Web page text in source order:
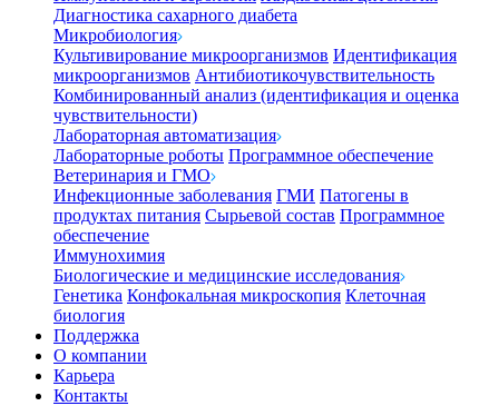
Диагностика сахарного диабета
Микробиология
Культивирование микроорганизмов Идентификация
микроорганизмов Антибиотикочувствительность
Комбинированный анализ (идентификация и оценка
чувствительности)
Лабораторная автоматизация
Лабораторные роботы Программное обеспечение
Ветеринария и ГМО
Инфекционные заболевания ГМИ Патогены в
продуктах питания Сырьевой состав Программное
обеспечение
Иммунохимия
Биологические и медицинские исследования
Генетика Конфокальная микроскопия Клеточная
биология
Поддержка
О компании
Карьера
Контакты